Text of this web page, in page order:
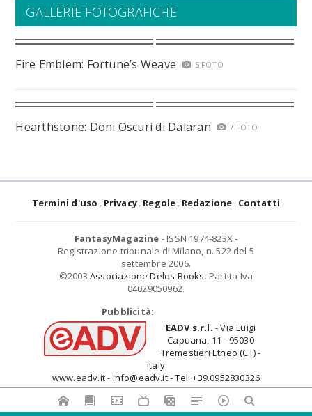
GALLERIE FOTOGRAFICHE
Fire Emblem: Fortune’s Weave 5 FOTO
Hearthstone: Doni Oscuri di Dalaran 7 FOTO
Termini d'uso Privacy Regole Redazione Contatti
FantasyMagazine - ISSN 1974-823X -
Registrazione tribunale di Milano, n. 522 del 5
settembre 2006.
©2003 Associazione Delos Books. Partita Iva
04029050962.
Pubblicità:
EADV s.r.l. - Via Luigi
Capuana, 11 - 95030
Tremestieri Etneo (CT) -
Italy
www.eadv.it - info@eadv.it - Tel: +39.0952830326